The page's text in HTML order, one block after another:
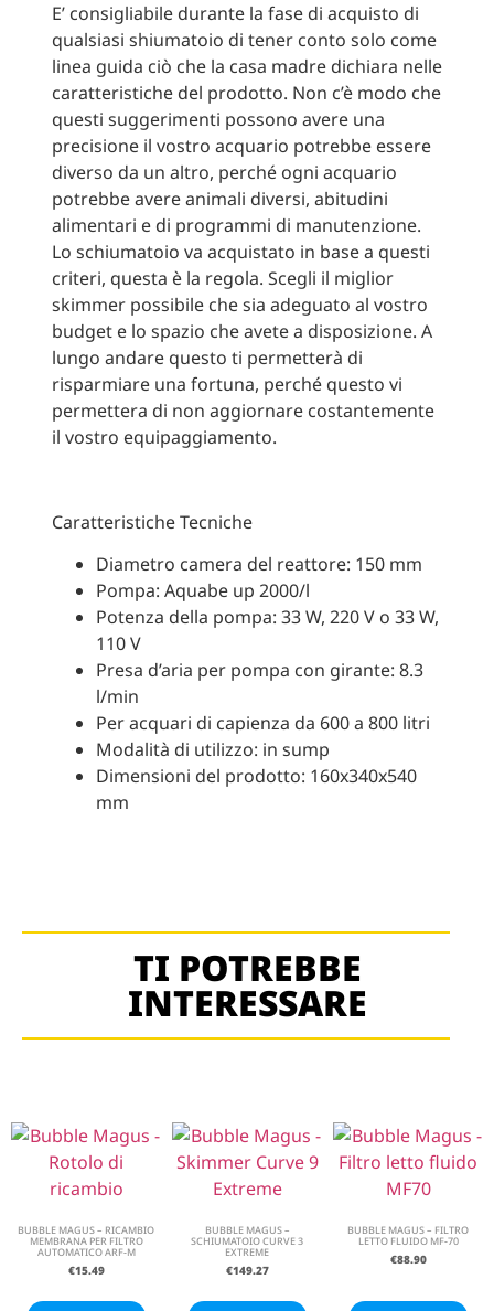
E’ consigliabile durante la fase di acquisto di
qualsiasi shiumatoio di tener conto solo come
linea guida ciò che la casa madre dichiara nelle
caratteristiche del prodotto. Non c’è modo che
questi suggerimenti possono avere una
precisione il vostro acquario potrebbe essere
diverso da un altro, perché ogni acquario
potrebbe avere animali diversi, abitudini
alimentari e di programmi di manutenzione.
Lo schiumatoio va acquistato in base a questi
criteri, questa è la regola. Scegli il miglior
skimmer possibile che sia adeguato al vostro
budget e lo spazio che avete a disposizione. A
lungo andare questo ti permetterà di
risparmiare una fortuna, perché questo vi
permettera di non aggiornare costantemente
il vostro equipaggiamento.
Caratteristiche Tecniche
Diametro camera del reattore: 150 mm
Pompa: Aquabe up 2000/l
Potenza della pompa: 33 W, 220 V o 33 W,
110 V
Presa d’aria per pompa con girante: 8.3
l/min
Per acquari di capienza da 600 a 800 litri
Modalità di utilizzo: in sump
Dimensioni del prodotto: 160x340x540
mm
TI POTREBBE
INTERESSARE
BUBBLE MAGUS – RICAMBIO
MEMBRANA PER FILTRO
AUTOMATICO ARF-M
€15.49
BUBBLE MAGUS –
SCHIUMATOIO CURVE 3
EXTREME
€149.27
BUBBLE MAGUS – FILTRO
LETTO FLUIDO MF-70
€88.90